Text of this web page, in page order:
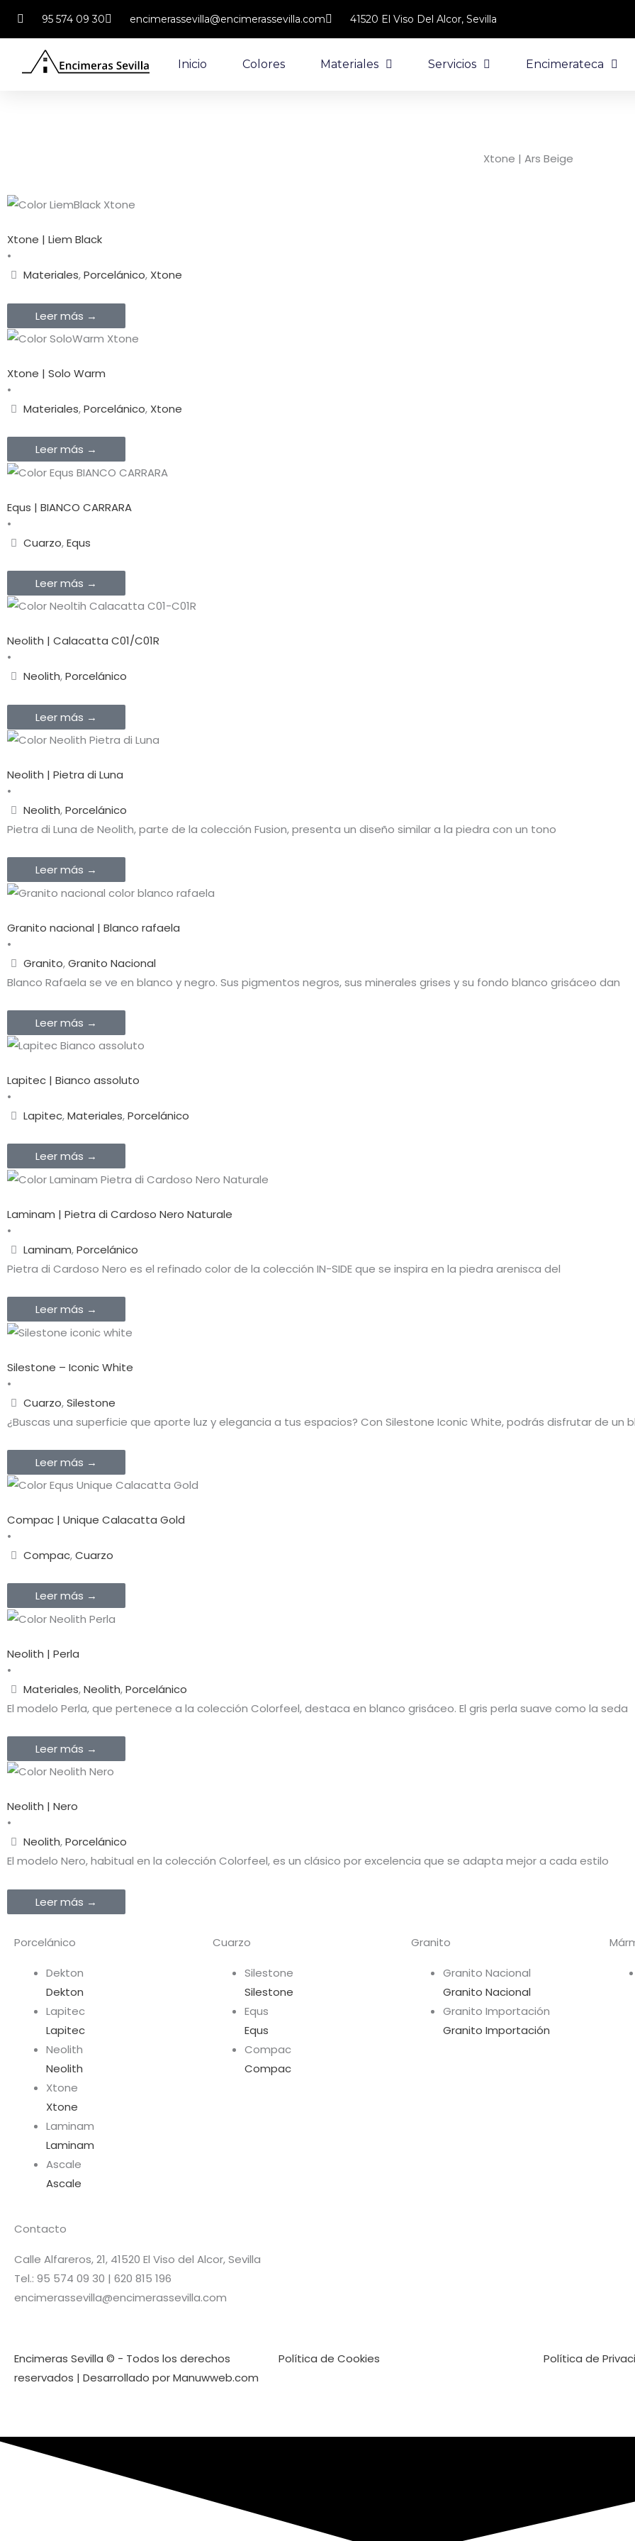
contenido
95 574 09 30 encimerassevilla@encimerassevilla.com 41520 El Viso Del Alcor, Sevilla
Inicio Colores Materiales Servicios Encimerateca
Xtone | Ars Beige
Xtone | Liem Black
•
Materiales,Porcelánico, Xtone
Leer más →
Xtone | Solo Warm
•
Materiales,Porcelánico, Xtone
Leer más →
Equs | BIANCO CARRARA
•
Cuarzo,Equs
Leer más →
Neolith | Calacatta C01/C01R
•
Neolith,Porcelánico
Leer más →
Neolith | Pietra di Luna
•
Neolith,Porcelánico
Pietra di Luna de Neolith, parte de la colección Fusion, presenta un diseño similar a la piedra con un tono
Leer más →
Granito nacional | Blanco rafaela
•
Granito,Granito Nacional
Blanco Rafaela se ve en blanco y negro. Sus pigmentos negros, sus minerales grises y su fondo blanco grisáceo dan
Leer más →
Lapitec | Bianco assoluto
•
Lapitec,Materiales,Porcelánico
Leer más →
Laminam | Pietra di Cardoso Nero Naturale
•
Laminam,Porcelánico
Pietra di Cardoso Nero es el refinado color de la colección IN-SIDE que se inspira en la piedra arenisca del
Leer más →
Silestone – Iconic White
•
Cuarzo,Silestone
¿Buscas una superficie que aporte luz y elegancia a tus espacios? Con Silestone Iconic White, podrás disfrutar de un
Leer más →
Compac | Unique Calacatta Gold
•
Compac,Cuarzo
Leer más →
Neolith | Perla
•
Materiales,Neolith,Porcelánico
El modelo Perla, que pertenece a la colección Colorfeel, destaca en blanco grisáceo. El gris perla suave como la seda
Leer más →
Neolith | Nero
•
Neolith,Porcelánico
El modelo Nero, habitual en la colección Colorfeel, es un clásico por excelencia que se adapta mejor a cada estilo
Leer más →
Porcelánico
Dekton
Dekton
Lapitec
Lapitec
Neolith
Neolith
Xtone
Xtone
Laminam
Laminam
Ascale
Ascale
Cuarzo
Silestone
Silestone
Equs
Equs
Compac
Compac
Granito
Granito Nacional
Granito Nacional
Granito Importación
Granito Importación
Contacto
Calle Alfareros, 21, 41520 El Viso del Alcor, Sevilla
Tel.: 95 574 09 30 | 620 815 196
encimerassevilla@encimerassevilla.com
Encimeras Sevilla © - Todos los derechos
reservados | Desarrollado por Manuwweb.com
Política de Cookies Política de